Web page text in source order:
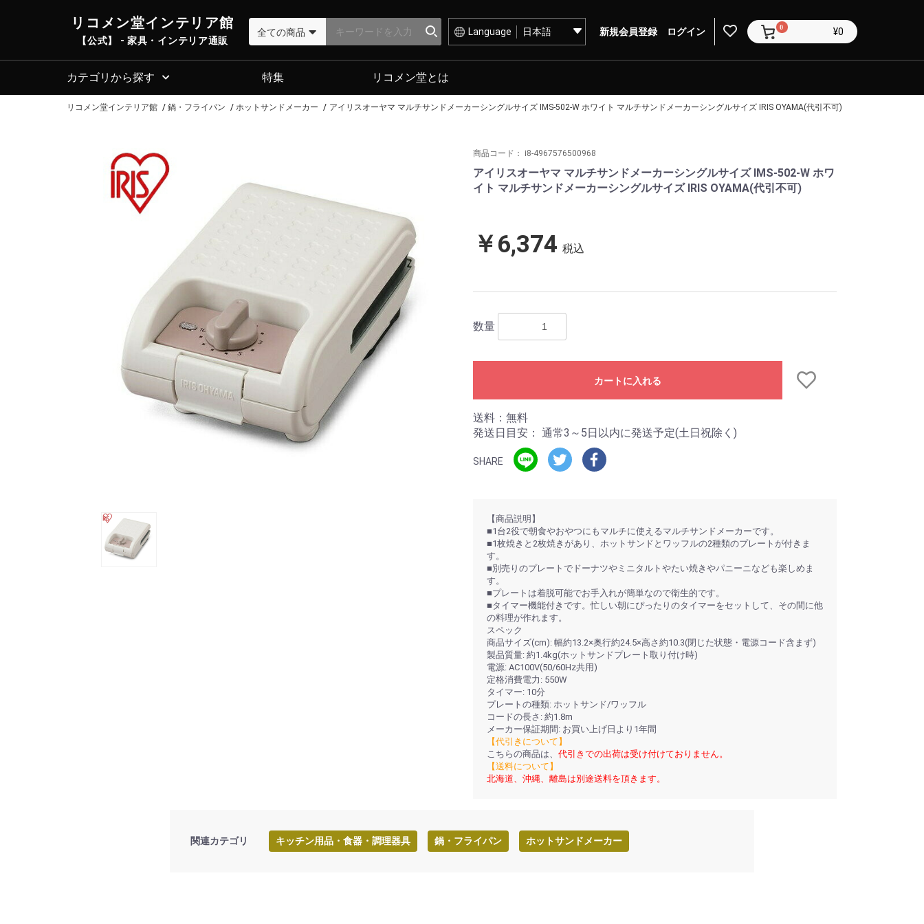
リコメン堂インテリア館
【公式】 - 家具・インテリア通販
Language 新規会員登録 ログイン 0 ¥0
カテゴリから探す 特集 リコメン堂とは
リコメン堂インテリア館 鍋・フライパン ホットサンドメーカー アイリスオーヤマ マルチサンドメーカーシングルサイズ IMS-502-W ホワイト マルチサンドメーカーシングルサイズ IRIS OYAMA(代引不可)
商品コード： i8-4967576500968
アイリスオーヤマ マルチサンドメーカーシングルサイズ IMS-502-W ホワ
イト マルチサンドメーカーシングルサイズ IRIS OYAMA(代引不可)
￥6,374 税込
数量
カートに入れる
送料：無料
発送日目安： 通常3～5日以内に発送予定(土日祝除く)
SHARE
【商品説明】
■1台2役で朝食やおやつにもマルチに使えるマルチサンドメーカーです。
■1枚焼きと2枚焼きがあり、ホットサンドとワッフルの2種類のプレートが付きま
す。
■別売りのプレートでドーナツやミニタルトやたい焼きやパニーニなども楽しめま
す。
■プレートは着脱可能でお手入れが簡単なので衛生的です。
■タイマー機能付きです。忙しい朝にぴったりのタイマーをセットして、その間に他
の料理が作れます。
スペック
商品サイズ(cm): 幅約13.2×奥行約24.5×高さ約10.3(閉じた状態・電源コード含まず)
製品質量: 約1.4kg(ホットサンドプレート取り付け時)
電源: AC100V(50/60Hz共用)
定格消費電力: 550W
タイマー: 10分
プレートの種類: ホットサンド/ワッフル
コードの長さ: 約1.8m
メーカー保証期間: お買い上げ日より1年間
【代引きについて】
こちらの商品は、 代引きでの出荷は受け付けておりません。
【送料について】
北海道、沖縄、離島は別途送料を頂きます。
関連カテゴリ キッチン用品・食器・調理器具 鍋・フライパン ホットサンドメーカー